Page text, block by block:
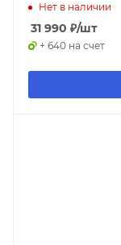
Нет в наличии
31 990 ₽/шт
+ 640 на счет